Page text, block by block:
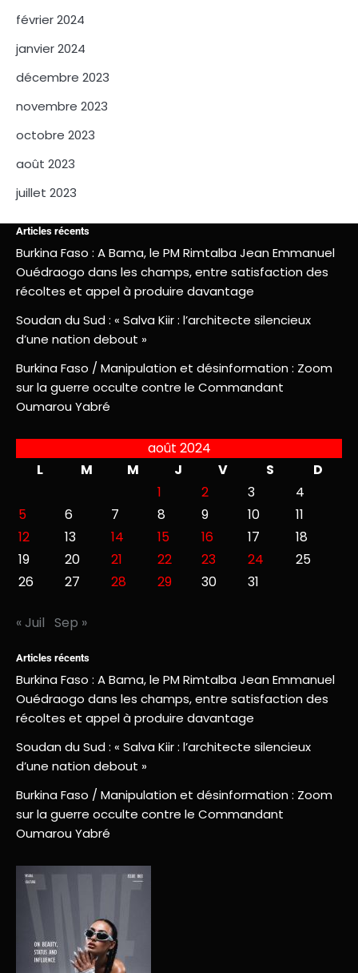
février 2024
janvier 2024
décembre 2023
novembre 2023
octobre 2023
août 2023
juillet 2023
Articles récents
Burkina Faso : A Bama, le PM Rimtalba Jean Emmanuel
Ouédraogo dans les champs, entre satisfaction des
récoltes et appel à produire davantage
Soudan du Sud : « Salva Kiir : l’architecte silencieux
d’une nation debout »
Burkina Faso / Manipulation et désinformation : Zoom
sur la guerre occulte contre le Commandant
Oumarou Yabré
août 2024
L
M M J V S
D
1
2 3
4
5
6 7 8 9 10
11
12
13 14 15 16 17
18
19
20 21 22 23 24
25
26
27 28 29 30 31
« Juil Sep »
Articles récents
Burkina Faso : A Bama, le PM Rimtalba Jean Emmanuel
Ouédraogo dans les champs, entre satisfaction des
récoltes et appel à produire davantage
Soudan du Sud : « Salva Kiir : l’architecte silencieux
d’une nation debout »
Burkina Faso / Manipulation et désinformation : Zoom
sur la guerre occulte contre le Commandant
Oumarou Yabré